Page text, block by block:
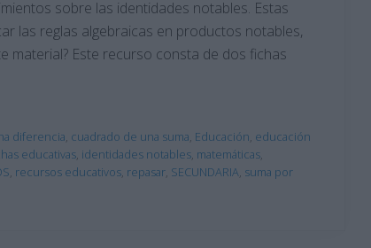
sobre las identidades notables. Estas
las reglas algebraicas en productos notables,
material? Este recurso consta de dos fichas
diferencia, cuadrado de una suma, Educación, educación
educativas, identidades notables, matemáticas,
, recursos educativos, repasar, SECUNDARIA, suma por